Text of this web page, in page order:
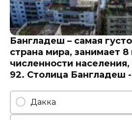
Бангладеш – самая
страна мира, занимает
численности
92. Столица Бангладеш -
Дакка